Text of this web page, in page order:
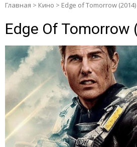
Главная > Кино > Edge of Tomorrow (2014)
Edge Of Tomorrow